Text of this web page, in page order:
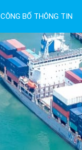
CÔNG BỐ THÔNG TIN